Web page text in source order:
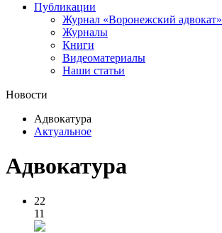
Публикации
Журнал «Воронежский адвокат»
Журналы
Книги
Видеоматериалы
Наши статьи
Новости
Адвокатура
Актуальное
Адвокатура
22
11